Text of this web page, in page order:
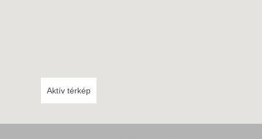
Aktív térkép